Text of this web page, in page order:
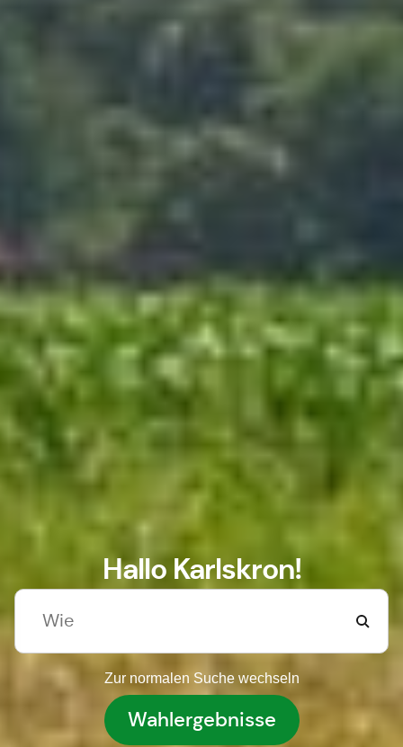
Hallo Karlskron!
Zur normalen Suche wechseln
Wahlergebnisse